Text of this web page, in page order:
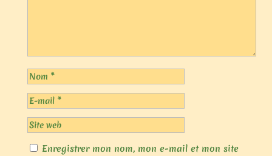
Enregistrer mon nom, mon e-mail et mon site